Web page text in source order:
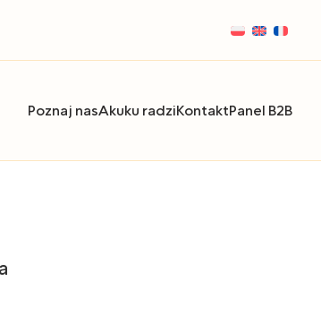
Poznaj nasAkuku radziKontaktPanel B2B